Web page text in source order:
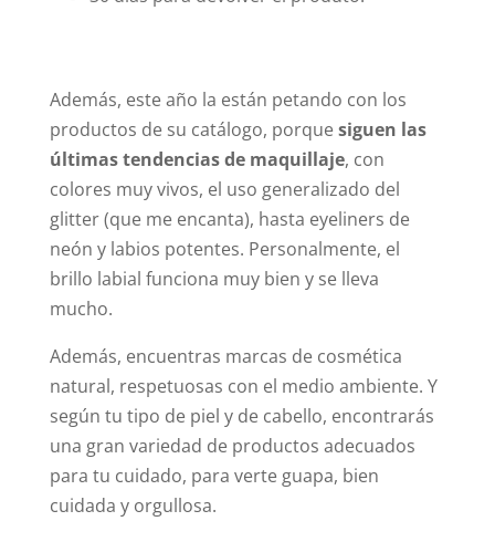
Además, este año la están petando con los
productos de su catálogo, porquesiguen las
últimas tendencias de maquillaje, con
colores muy vivos, el uso generalizado del
glitter (que me encanta), hasta eyeliners de
neón y labios potentes. Personalmente, el
brillo labial funciona muy bien y se lleva
mucho.
Además, encuentras marcas de cosmética
natural, respetuosas con el medio ambiente. Y
según tu tipo de piel y de cabello, encontrarás
una gran variedad de productos adecuados
para tu cuidado, para verte guapa, bien
cuidada y orgullosa.